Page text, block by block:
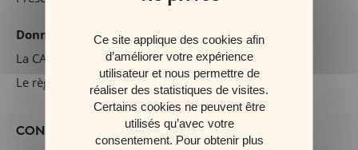
Données personnelles
La CARAC et la protection des données personnelles
Le règlement général sur la protection des données
CONSEILS & OUTILS
Ce site applique des cookies afin
d’améliorer votre expérience
utilisateur et nous permettre de
réaliser des statistiques de visites.
Certains cookies ne peuvent être
utilisés qu’avec votre
consentement. Pour obtenir plus